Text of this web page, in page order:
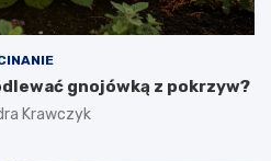
gnojówką z pokrzyw?
Krawczyk